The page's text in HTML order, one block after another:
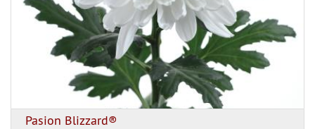
Pasion Blizzard®